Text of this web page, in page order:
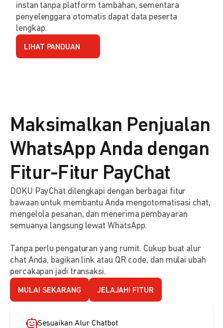
instan tanpa platform tambahan, sementara
penyelenggara otomatis dapat data peserta
lengkap.
LIHAT PANDUAN
Maksimalkan Penjualan
WhatsApp Anda dengan
Fitur-Fitur PayChat
DOKU PayChat dilengkapi dengan berbagai fitur
bawaan untuk membantu Anda mengotomatisasi chat,
mengelola pesanan, dan menerima pembayaran
semuanya langsung lewat WhatsApp.
Tanpa perlu pengaturan yang rumit. Cukup buat alur
chat Anda, bagikan link atau QR code, dan mulai ubah
percakapan jadi transaksi.
MULAI SEKARANG JELAJAHI FITUR
Sesuaikan Alur Chatbot